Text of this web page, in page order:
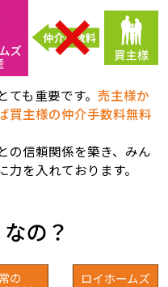
ても重要です。 売主様か
買主様の仲介手数料無料
の信頼関係を築き、みん
を入れております。